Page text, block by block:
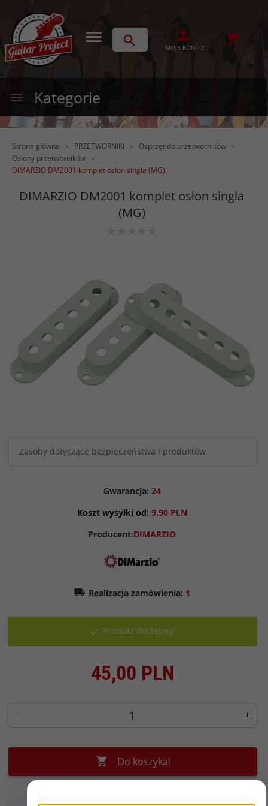
MOJE KONTO
Kategorie
Strona główna PRZETWORNIKI
Osprzęt do przetworników
Osłony przetworników
DIMARZIO DM2001 komplet osłon singla (MG)
DIMARZIO DM2001 komplet osłon singla
(MG)
Zasoby dotyczące bezpieczeństwa i produktów
Gwarancja: 24
Koszt wysyłki od: 9.90 PLN
Producent:DIMARZIO
Realizacja zamówienia: 1
Produkt dostępny!
45,00 PLN
Do koszyka!